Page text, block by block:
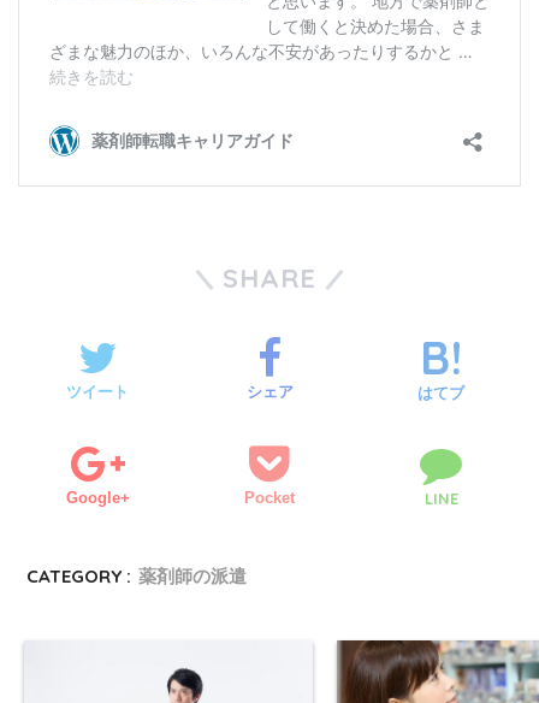
SHARE
ツイート シェア はてブ
Google+ Pocket LINE
CATEGORY : 薬剤師の派遣